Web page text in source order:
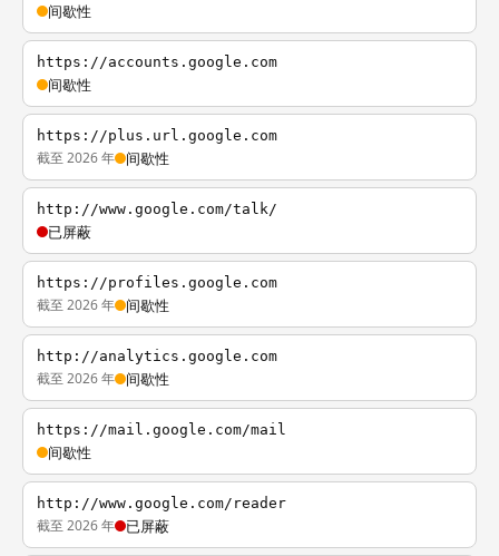
间歇性
https://accounts.google.com
间歇性
https://plus.url.google.com
截至 2026 年 间歇性
http://www.google.com/talk/
已屏蔽
https://profiles.google.com
截至 2026 年 间歇性
http://analytics.google.com
截至 2026 年 间歇性
https://mail.google.com/mail
间歇性
http://www.google.com/reader
截至 2026 年 已屏蔽